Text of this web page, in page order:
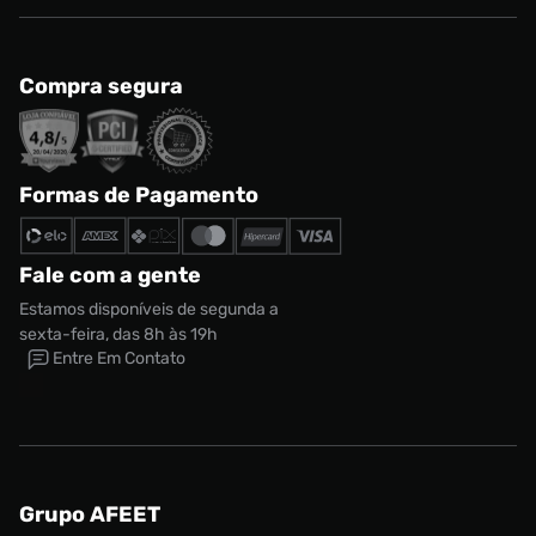
Compra segura
Formas de Pagamento
Fale com a gente
Estamos disponíveis de segunda a
sexta-feira, das 8h às 19h
Entre Em Contato
Grupo AFEET